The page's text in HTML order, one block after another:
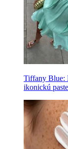
Tiffany Blue:
ikonickú